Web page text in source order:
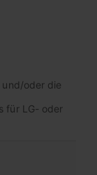
und/oder die
für LG- oder